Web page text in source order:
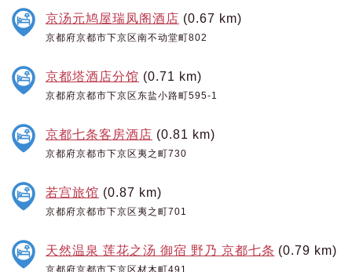
京汤元鸠屋瑞凤阁酒店 (0.67 km)
京都府京都市下京区南不动堂町802
京都塔酒店分馆 (0.71 km)
京都府京都市下京区东盐小路町595-1
京都七条客房酒店 (0.81 km)
京都府京都市下京区夷之町730
若宫旅馆 (0.87 km)
京都府京都市下京区夷之町701
天然温泉 莲花之汤 御宿 野乃 京都七条 (0.79 km)
京都府京都市下京区材木町491